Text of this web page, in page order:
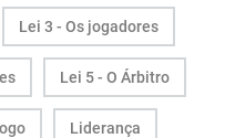
Lei 3 - Os jogadores
Lei 5 - O Árbitro
Liderança